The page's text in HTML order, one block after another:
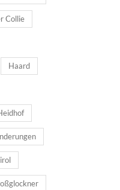
Collie
Haard